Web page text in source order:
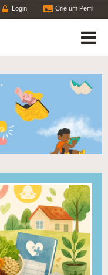
Login Crie um Perfil